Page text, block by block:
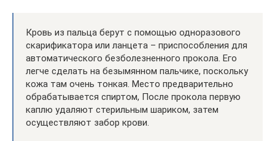
Кровь из пальца берут с помощью одноразового
скарификатора или ланцета – приспособления для
автоматического безболезненного прокола. Его
легче сделать на безымянном пальчике, поскольку
кожа там очень тонкая. Место предварительно
обрабатывается спиртом, После прокола первую
каплю удаляют стерильным шариком, затем
осуществляют забор крови.